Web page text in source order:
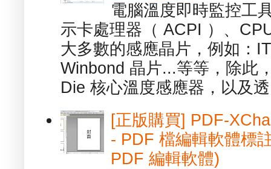
電腦溫度即時監控工
示卡處理器（ ACPI ）、
大多數的感應晶片，例如：
Winbond 晶片...等等，除此
Die 核心溫度感應器，以及
[正版購買] PDF-
- PDF 檔編輯軟體標
PDF 編輯軟體)